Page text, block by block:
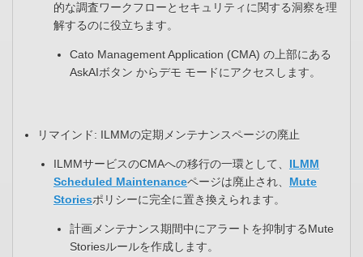
的な調査ワークフローとセキュリティに関する洞察を理
解するのに役立ちます。
Cato Management Application (CMA) の上部にある
AskAIボタン からデモ モードにアクセスします。
リマインド: ILMMの定期メンテナンスページの廃止​
ILMMサービスのCMAへの移行の一環として、 ILMM
Scheduled Maintenanceページは廃止され、 Mute
Storiesポリシーに完全に置き換えられます。
計画メンテナンス期間中にアラートを抑制するMute
Storiesルールを作成します。​